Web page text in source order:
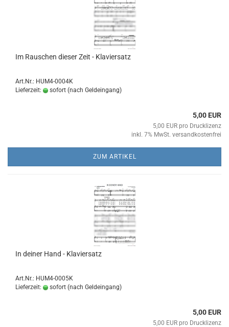
Im Rau­schen die­ser Zeit - Kla­vier­satz
Art.Nr.: HUM4-0004K
Lieferzeit:
sofort (nach Geldeingang)
5,00 EUR
5,00 EUR pro Drucklizenz
inkl. 7% MwSt. versandkostenfrei
ZUM ARTIKEL
In dei­ner Hand - Kla­vier­satz
Art.Nr.: HUM4-0005K
Lieferzeit:
sofort (nach Geldeingang)
5,00 EUR
5,00 EUR pro Drucklizenz